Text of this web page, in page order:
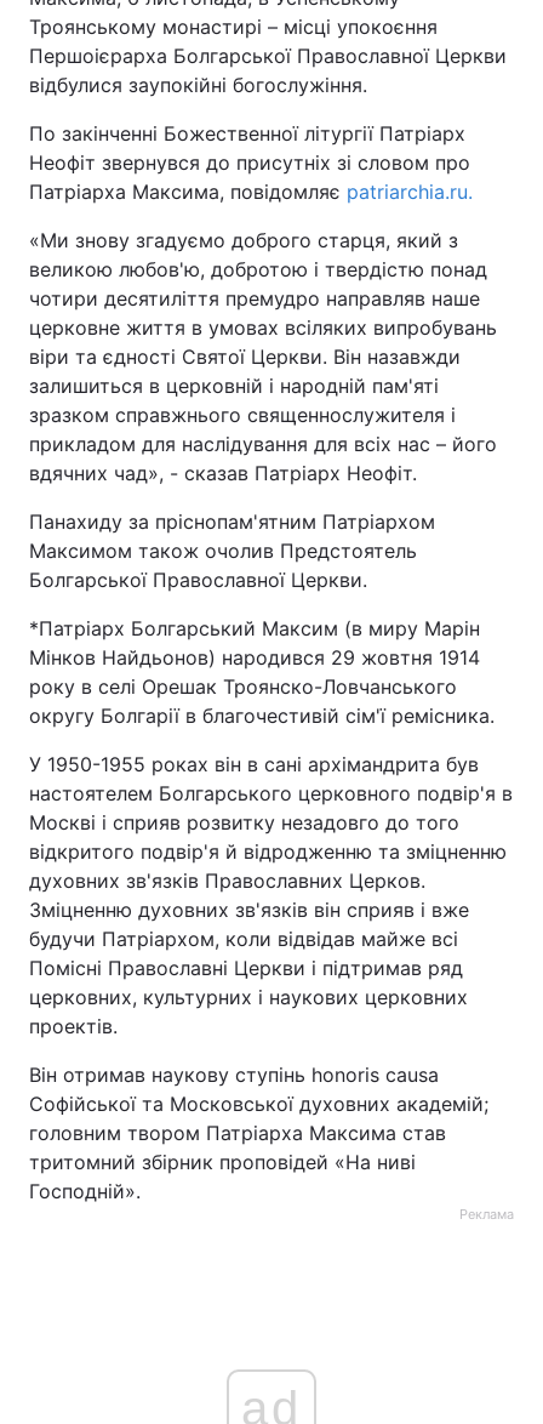
Троянському монастирі – місці упокоєння
Першоієрарха Болгарської Православної Церкви
відбулися заупокійні богослужіння.
По закінченні Божественної літургії Патріарх
Неофіт звернувся до присутніх зі словом про
Патріарха Максима, повідомляє patriarchia.ru.
«Ми знову згадуємо доброго старця, який з
великою любов'ю, добротою і твердістю понад
чотири десятиліття премудро направляв наше
церковне життя в умовах всіляких випробувань
віри та єдності Святої Церкви. Він назавжди
залишиться в церковній і народній пам'яті
зразком справжнього священнослужителя і
прикладом для наслідування для всіх нас – його
вдячних чад», - сказав Патріарх Неофіт.
Панахиду за пріснопам'ятним Патріархом
Максимом також очолив Предстоятель
Болгарської Православної Церкви.
*Патріарх Болгарський Максим (в миру Марін
Мінков Найдьонов) народився 29 жовтня 1914
року в селі Орешак Троянско-Ловчанського
округу Болгарії в благочестивій сім'ї ремісника.
У 1950-1955 роках він в сані архімандрита був
настоятелем Болгарського церковного подвір'я в
Москві і сприяв розвитку незадовго до того
відкритого подвір'я й відродженню та зміцненню
духовних зв'язків Православних Церков.
Зміцненню духовних зв'язків він сприяв і вже
будучи Патріархом, коли відвідав майже всі
Помісні Православні Церкви і підтримав ряд
церковних, культурних і наукових церковних
проектів.
Він отримав наукову ступінь honoris causa
Софійської та Московської духовних академій;
головним твором Патріарха Максима став
тритомний збірник проповідей «На ниві
Господній».
Реклама
ad